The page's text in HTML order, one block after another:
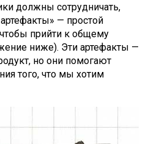
должны сотрудничать,
— простой
прийти к общему
ниже). Эти артефакты —
но они помогают
того, что мы хотим